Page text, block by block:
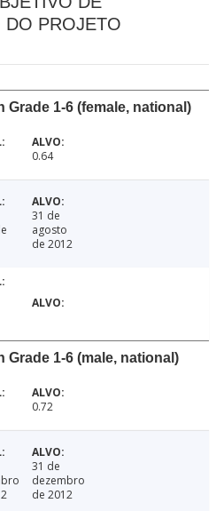
DO PROJETO
Grade 1-6 (female, national)
0.64
31 de
agosto
de 2012
Grade 1-6 (male, national)
0.72
31 de
dezembro
de 2012